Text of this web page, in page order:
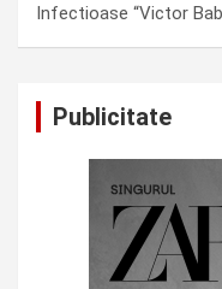
Infectioase “Victor
Publicitate